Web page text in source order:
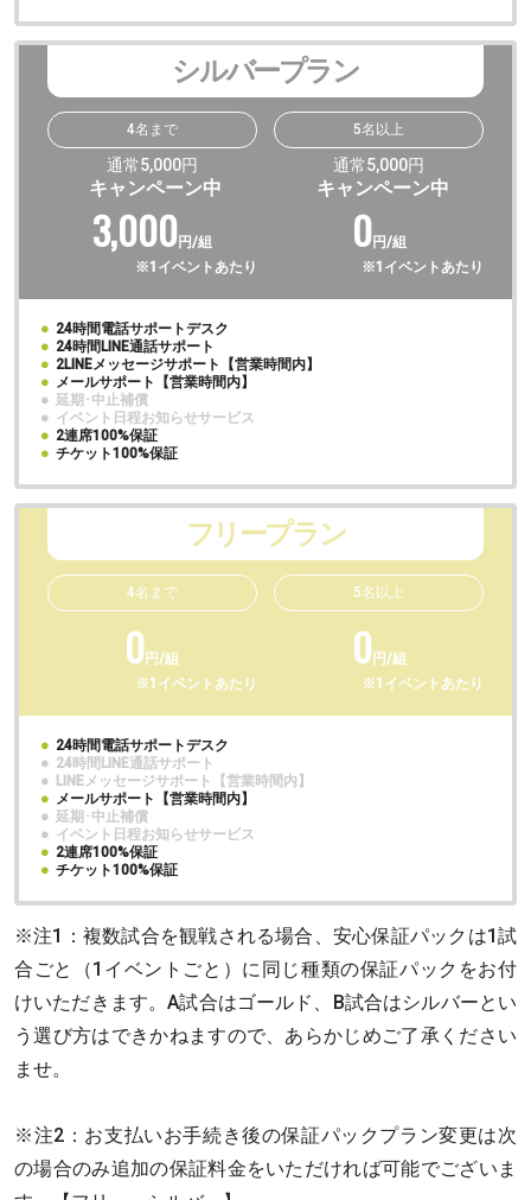
シルバープラン
4名まで
通常5,000円
キャンペーン中
3,000円/組
※1イベントあたり
5名以上
通常5,000円
キャンペーン中
0円/組
※1イベントあたり
● 24時間電話サポートデスク
● 24時間LINE通話サポート
● 2LINEメッセージサポート【営業時間内】
● メールサポート【営業時間内】
● 延期･中止補償
● イベント日程お知らせサービス
● 2連席100%保証
● チケット100%保証
フリープラン
4名まで
0円/組
※1イベントあたり
5名以上
0円/組
※1イベントあたり
● 24時間電話サポートデスク
● 24時間LINE通話サポート
● LINEメッセージサポート【営業時間内】
● メールサポート【営業時間内】
● 延期･中止補償
● イベント日程お知らせサービス
● 2連席100%保証
● チケット100%保証
※注1：複数試合を観戦される場合、安心保証パックは1試
合ごと（1イベントごと）に同じ種類の保証パックをお付
けいただきます。A試合はゴールド、B試合はシルバーとい
う選び方はできかねますので、あらかじめご了承ください
ませ。
※注2：お支払いお手続き後の保証パックプラン変更は次
の場合のみ追加の保証料金をいただければ可能でございま